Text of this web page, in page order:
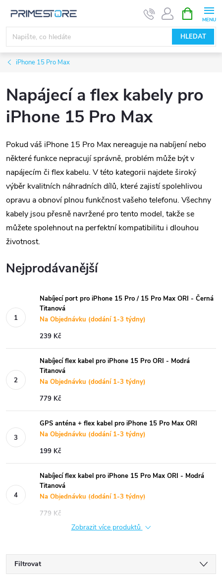
obsah
HLEDAT
NÁKUPNÍ
KOŠÍK
iPhone 15 Pro Max
Napájecí a flex kabely pro
iPhone 15 Pro Max
Pokud váš iPhone 15 Pro Max nereaguje na nabíjení nebo
některé funkce nepracují správně, problém může být v
napájecím či flex kabelu. V této kategorii najdete široký
výběr kvalitních náhradních dílů, které zajistí spolehlivou
opravu a obnoví plnou funkčnost vašeho telefonu. Všechny
kabely jsou přesně navržené pro tento model, takže se
můžete spolehnout na perfektní kompatibilitu i dlouhou
životnost.
Nejprodávanější
Nabíjecí port pro iPhone 15 Pro / 15 Pro Max ORI - Černá
Titanová
Na Objednávku (dodání 1-3 týdny)
239 Kč
Nabíjecí flex kabel pro iPhone 15 Pro ORI - Modrá
Titanová
Na Objednávku (dodání 1-3 týdny)
779 Kč
GPS anténa + flex kabel pro iPhone 15 Pro Max ORI
Na Objednávku (dodání 1-3 týdny)
199 Kč
Nabíjecí flex kabel pro iPhone 15 Pro Max ORI - Modrá
Titanová
Na Objednávku (dodání 1-3 týdny)
779 Kč
Zobrazit více produktů
Filtrovat